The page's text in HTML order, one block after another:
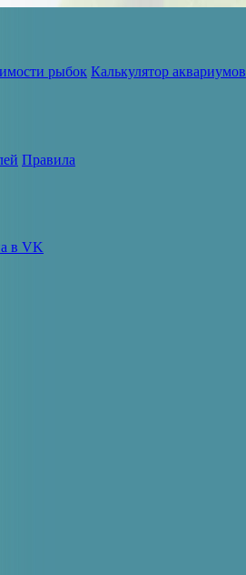
рыбок Калькулятор аквариумов
Правила
в VK